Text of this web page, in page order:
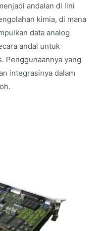
andalan di lini
kimia, di mana
data analog
andal untuk
Penggunaannya yang
integrasinya dalam